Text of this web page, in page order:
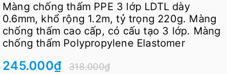
Màng chống thấm PPE 3 lớp LDTL dày
0.6mm, khổ rộng 1.2m, tỷ trọng 220g. Màng
chống thấm cao cấp, có cấu tạo 3 lớp. Màng
chống thấm Polypropylene Elastomer
245.000₫ 318.000₫